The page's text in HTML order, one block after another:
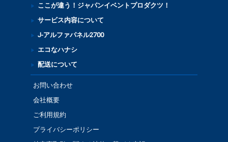
ここが違う！ジャパンイベントプロダクツ！
サービス内容について
J-アルファパネル2700
エコなハナシ
配送について
お問い合わせ
会社概要
ご利用規約
プライバシーポリシー